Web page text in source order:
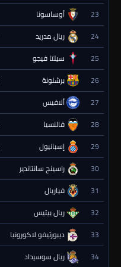
23 أوساسونا
24 ريال مدريد
25 سيلتا فيجو
26 برشلونة
27 ألافيس
28 فالنسيا
29 إسبانيول
30 راسينج سانتاندير
31 فياريال
32 ريال بيتيس
33 ديبورتيفو لاكورونيا
34 ريال سوسيداد